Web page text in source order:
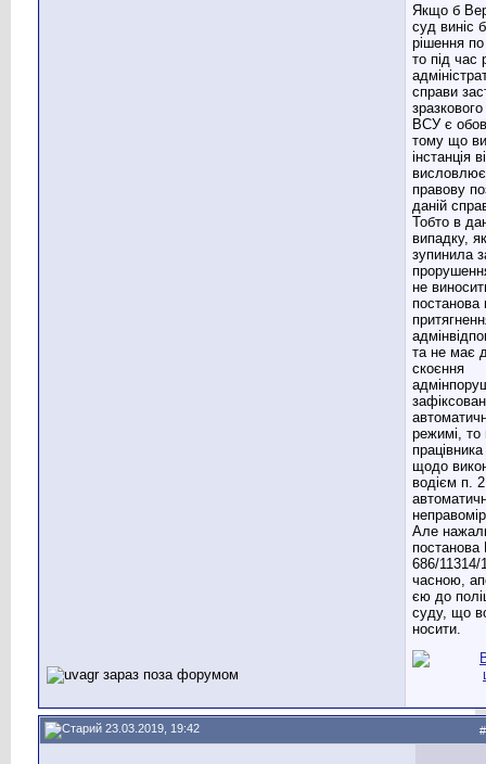
Якщо б
суд виніс
рішення по
то під час
справи
ВСУ є
тому що
інстанція
правову
даній
Тобто в
випадку,
зупинила
не
постанова
та не має
скоєння
режимі, то
працівника
щодо
водієм п.
Але
686/11314/
часною,
єю до
суду, що
носити.
23.03.2019, 19:42 #